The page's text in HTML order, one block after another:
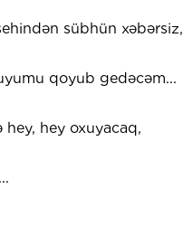
sübhün xəbərsiz,
qoyub gedəcəm...
hey, hey oxuyacaq,